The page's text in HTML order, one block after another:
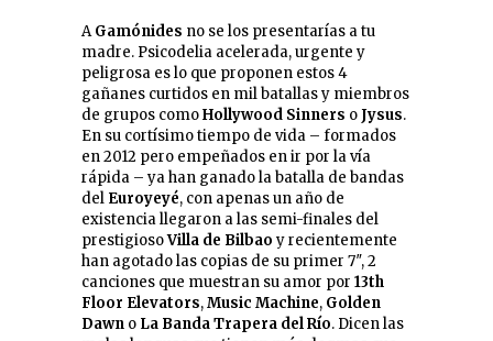
AGamónides no se los presentarías a tu
madre. Psicodelia acelerada, urgente y
peligrosa es lo que proponen estos 4
gañanes curtidos en mil batallas y miembros
de grupos comoHollywood Sinners oJysus.
En su cortísimo tiempo de vida – formados
en 2012 pero empeñados en ir por la vía
rápida – ya han ganado la batalla de bandas
del Euroyeyé, con apenas un año de
existencia llegaron a las semi-finales del
prestigiosoVilla de Bilbao y recientemente
han agotado las copias de su primer 7″, 2
canciones que muestran su amor por 13th
Floor Elevators,Music Machine, Golden
Dawn o La Banda Trapera del Río. Dicen las